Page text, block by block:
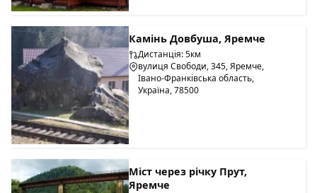
Камінь Довбуша, Яремче
Дистанція: 5км
вулиця Свободи, 345, Яремче,
Івано-Франківська область,
Україна, 78500
Міст через річку Прут,
Яремче